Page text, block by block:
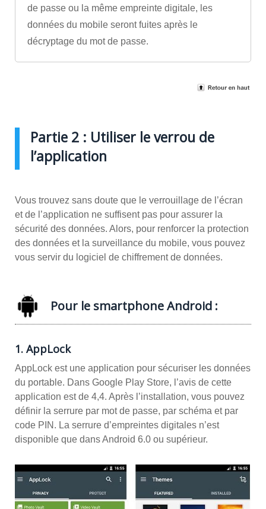
de passe ou la même empreinte digitale, les
données du mobile seront fuites après le
décryptage du mot de passe.
Partie 2 : Utiliser le verrou de
l’application
Vous trouvez sans doute que le verrouillage de l’écran
et de l’application ne suffisent pas pour assurer la
sécurité des données. Alors, pour renforcer la protection
des données et la surveillance du mobile, vous pouvez
vous servir du logiciel de chiffrement de données.
Pour le smartphone Android :
1. AppLock
AppLock est une application pour sécuriser les données
du portable. Dans Google Play Store, l’avis de cette
application est de 4,4. Après l’installation, vous pouvez
définir la serrure par mot de passe, par schéma et par
code PIN. La serrure d’empreintes digitales n’est
disponible que dans Android 6.0 ou supérieur.